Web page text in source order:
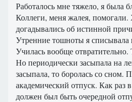
Работалось мне тяжело, я была
Коллеги, меня жалея, помогали.
догадывались об истинной
Утренние тошноты я списывала
Училась вообще отвратительно.
Но периодически засыпала на
засыпала, то боролась со сном.
академический отпуск. Как раз
должен был быть очередной